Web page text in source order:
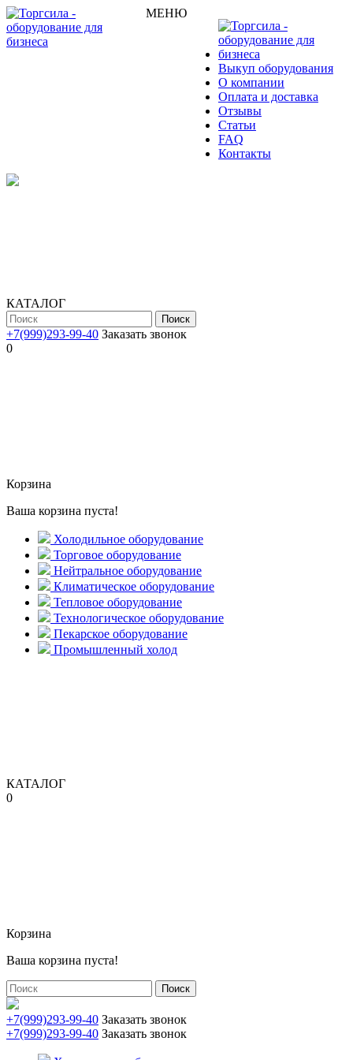
МЕНЮ
Выкуп оборудования
О компании
Оплата и доставка
Отзывы
Статьи
FAQ
Контакты
КАТАЛОГ
Поиск
+7(999)293-99-40 Заказать звонок
0
Корзина
Ваша корзина пуста!
Холодильное оборудование
Торговое оборудование
Нейтральное оборудование
Климатическое оборудование
Тепловое оборудование
Технологическое оборудование
Пекарское оборудование
Промышленный холод
КАТАЛОГ
0
Корзина
Ваша корзина пуста!
Поиск
+7(999)293-99-40 Заказать звонок
+7(999)293-99-40 Заказать звонок